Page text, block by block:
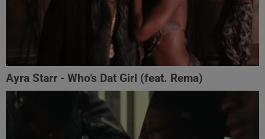
Ayra Starr - Who’s Dat Girl (feat. Rema)